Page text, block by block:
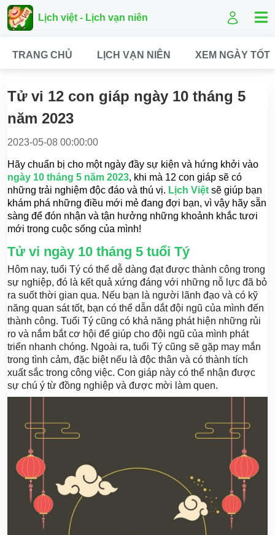
Lịch việt - Lịch vạn niên
TRANG CHỦ LỊCH VẠN NIÊN XEM NGÀY TỐT
Tử vi 12 con giáp ngày 10 tháng 5
năm 2023
2023-05-08 00:00:00
Hãy chuẩn bị cho một ngày đầy sự kiện và hứng khởi vào
ngày 10 tháng 5 năm 2023, khi mà 12 con giáp sẽ có
những trải nghiệm độc đáo và thú vị. Lịch Việt sẽ giúp bạn
khám phá những điều mới mẻ đang đợi bạn, vì vậy hãy sẵn
sàng để đón nhận và tận hưởng những khoảnh khắc tươi
mới trong cuộc sống của mình!
Tử vi ngày 10 tháng 5 tuổi Tý
Hôm nay, tuổi Tý có thể dễ dàng đạt được thành công trong
sự nghiệp, đó là kết quả xứng đáng với những nỗ lực đã bỏ
ra suốt thời gian qua. Nếu bạn là người lãnh đạo và có kỹ
năng quan sát tốt, bạn có thể dẫn dắt đội ngũ của mình đến
thành công. Tuổi Tý cũng có khả năng phát hiện những rủi
ro và nắm bắt cơ hội để giúp cho đội ngũ của mình phát
triển nhanh chóng. Ngoài ra, tuổi Tý cũng sẽ gặp may mắn
trong tình cảm, đặc biệt nếu là độc thân và có thành tích
xuất sắc trong công việc. Con giáp này có thể nhận được
sự chú ý từ đồng nghiệp và được mời làm quen.